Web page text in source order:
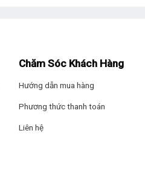
Chăm Sóc Khách Hàng
Hướng dẫn mua hàng
Phương thức thanh toán
Liên hệ